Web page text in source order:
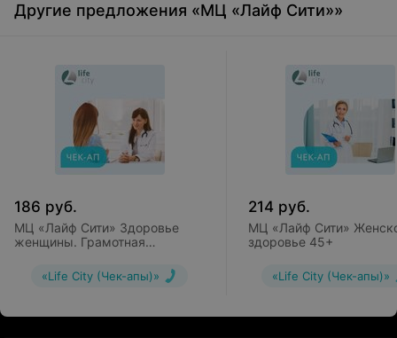
Другие предложения «МЦ «Лайф Сити»»
186 руб.
МЦ «Лайф Сити» Здоровье
женщины. Грамотная
«Life City (Чек-апы)»
214 руб.
МЦ «Лайф Сити»
здоровье 45+
«Life City (Чек-апы)»